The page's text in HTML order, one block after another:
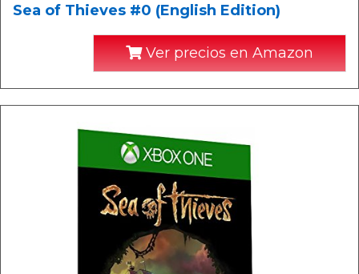
Sea of Thieves #0 (English Edition)
Ver precios en Amazon